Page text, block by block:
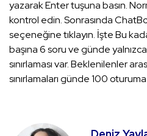
yazarak Enter tuşuna basın.
kontrol edin. Sonrasında
seçeneğine tıklayın. İşte Bu
başına 6 soru ve günde
sınırlaması var. Beklenilenler
sınırlamaları günde 100 oturuma